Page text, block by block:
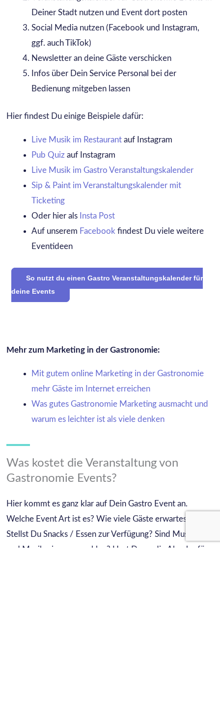
Deiner Stadt nutzen und Event dort posten
Social Media nutzen (Facebook und Instagram,
ggf. auch TikTok)
Newsletter an deine Gäste verschicken
Infos über Dein Service Personal bei der
Bedienung mitgeben lassen
Hier findest Du einige Beispiele dafür:
Live Musik im Restaurantauf Instagram
Pub Quiz auf Instagram
Live Musik im Gastro Veranstaltungskalender
Sip & Paint im Veranstaltungskalender mit
Ticketing
Oder hier als Insta Post
Auf unserem Facebookfindest Du viele weitere
Eventideen
So nutzt du einen Gastro Veranstaltungskalender für
deine Events
Mehr zum Marketing in der Gastronomie:
Mit gutem online Marketing in der Gastronomie
mehr Gäste im Internet erreichen
Was gutes Gastronomie Marketing ausmacht und
warum es leichter ist als viele denken
Was kostet die Veranstaltung von
Gastronomie Events?
Hier kommt es ganz klar auf Dein Gastro Event an.
Welche Event Art ist es? Wie viele Gäste erwartest Du?
Stellst Du Snacks / Essen zur Verfügung? Sind Musiker
und Musikerinnen zu zahlen? Hast Du an die Abgabe für